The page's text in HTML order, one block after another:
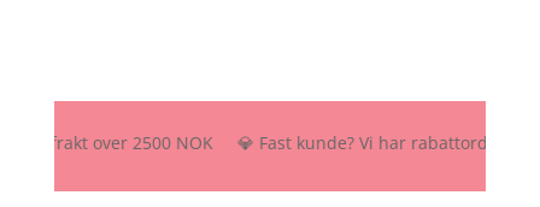
frakt over 2500 NOK 💎 Fast kunde? Vi har rabattordning –